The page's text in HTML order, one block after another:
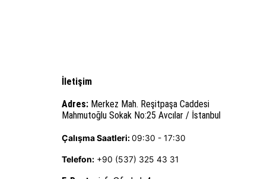
İletişim
Adres: Merkez Mah. Reşitpaşa Caddesi
Mahmutoğlu Sokak No:25 Avcılar / İstanbul
Çalışma Saatleri:09:30 - 17:30
Telefon: +90 (537) 325 43 31